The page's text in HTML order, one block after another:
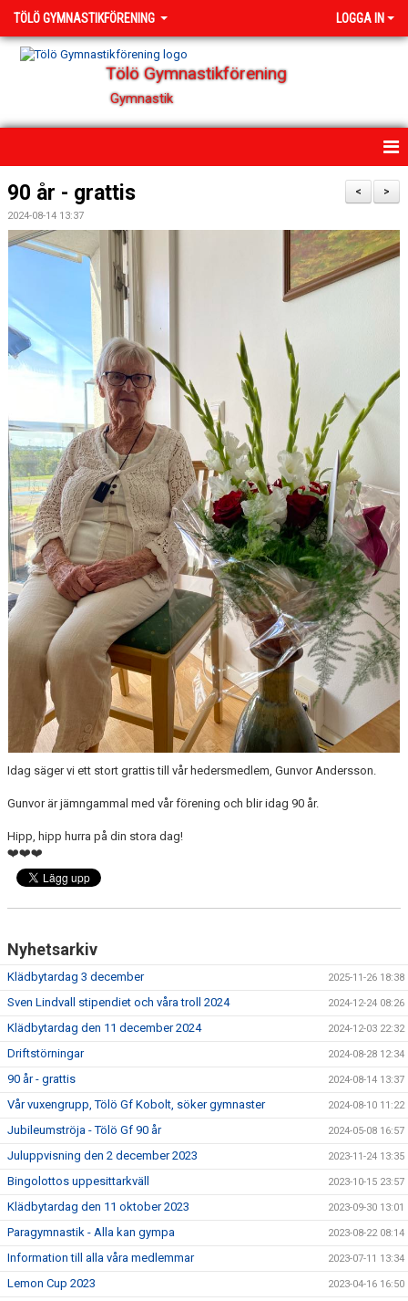
TÖLÖ GYMNASTIKFÖRENING LOGGA IN
Tölö Gymnastikförening
Gymnastik
HEM
NYHETER
OM FÖRENINGEN
KONTAKT
ÄTSTÖRNINGAR - VI GÖR VAD VI KAN
TÄVLING
GDPR
KALENDER
GÄSTBOK
HÄLSOCERTIFIERING
BILDGALLERI
DOKUMENT
VÅRA GRUPPER
MEDLEMSKAP
TÖLÖ GF SÖKER LEDARE
ÅRSMÖTE
>
<
90 år - grattis
2024-08-14 13:37
Idag säger vi ett stort grattis till vår hedersmedlem, Gunvor Andersson.
Gunvor är jämngammal med vår förening och blir idag 90 år.
Hipp, hipp hurra på din stora dag!
❤️❤️❤️
Nyhetsarkiv
Klädbytardag 3 december 2025-11-26 18:38
Sven Lindvall stipendiet och våra troll 2024 2024-12-24 08:26
Klädbytardag den 11 december 2024 2024-12-03 22:32
Driftstörningar 2024-08-28 12:34
90 år - grattis 2024-08-14 13:37
Vår vuxengrupp, Tölö Gf Kobolt, söker gymnaster 2024-08-10 11:22
Jubileumströja - Tölö Gf 90 år 2024-05-08 16:57
Juluppvisning den 2 december 2023 2023-11-24 13:35
Bingolottos uppesittarkväll 2023-10-15 23:57
Klädbytardag den 11 oktober 2023 2023-09-30 13:01
Paragymnastik - Alla kan gympa 2023-08-22 08:14
Information till alla våra medlemmar 2023-07-11 13:34
Lemon Cup 2023 2023-04-16 16:50